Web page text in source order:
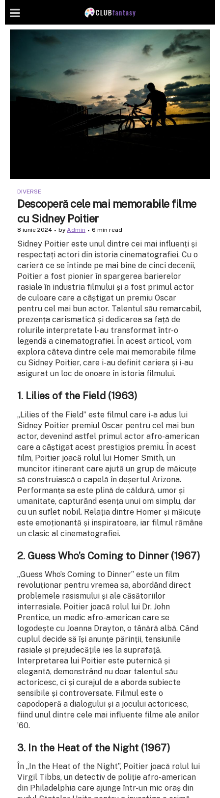
DIVERSE
Descoperă cele mai memorabile filme
cu Sidney Poitier
8 iunie 2024 by Admin 6 min read
Sidney Poitier este unul dintre cei mai influenți și
respectați actori din istoria cinematografiei. Cu o
carieră ce se întinde pe mai bine de cinci decenii,
Poitier a fost pionier în spargerea barierelor
rasiale în industria filmului și a fost primul actor
de culoare care a câștigat un premiu Oscar
pentru cel mai bun actor. Talentul său remarcabil,
prezența carismatică și dedicarea sa față de
rolurile interpretate l-au transformat într-o
legendă a cinematografiei. În acest articol, vom
explora câteva dintre cele mai memorabile filme
cu Sidney Poitier, care i-au definit cariera și i-au
asigurat un loc de onoare în istoria filmului.
1. Lilies of the Field (1963)
„Lilies of the Field” este filmul care i-a adus lui
Sidney Poitier premiul Oscar pentru cel mai bun
actor, devenind astfel primul actor afro-american
care a câștigat acest prestigios premiu. În acest
film, Poitier joacă rolul lui Homer Smith, un
muncitor itinerant care ajută un grup de măicuțe
să construiască o capelă în deșertul Arizona.
Performanța sa este plină de căldură, umor și
umanitate, capturând esența unui om simplu, dar
cu un suflet nobil. Relația dintre Homer și măicuțe
este emoționantă și inspiratoare, iar filmul rămâne
un clasic al cinematografiei.
2. Guess Who’s Coming to Dinner (1967)
„Guess Who’s Coming to Dinner” este un film
revoluționar pentru vremea sa, abordând direct
problemele rasismului și ale căsătoriilor
interrasiale. Poitier joacă rolul lui Dr. John
Prentice, un medic afro-american care se
logodește cu Joanna Drayton, o tânără albă. Când
cuplul decide să își anunțe părinții, tensiunile
rasiale și prejudecățile ies la suprafață.
Interpretarea lui Poitier este puternică și
elegantă, demonstrând nu doar talentul său
actoricesc, ci și curajul de a aborda subiecte
sensibile și controversate. Filmul este o
capodoperă a dialogului și a jocului actoricesc,
fiind unul dintre cele mai influente filme ale anilor
’60.
3. In the Heat of the Night (1967)
În „In the Heat of the Night”, Poitier joacă rolul lui
Virgil Tibbs, un detectiv de poliție afro-american
din Philadelphia care ajunge într-un mic oraș din